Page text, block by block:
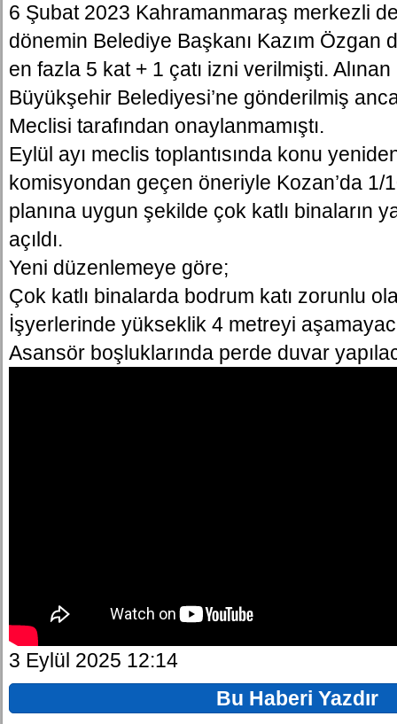
6 Şubat 2023 Kahramanmaraş merkezli
dönemin Belediye Başkanı Kazım Özgan
en fazla 5 kat + 1 çatı izni verilmişti.
Büyükşehir Belediyesi’ne gönderilmiş
Meclisi tarafından onaylanmamıştı.
Eylül ayı meclis toplantısında konu
komisyondan geçen öneriyle Kozan’da 1/
planına uygun şekilde çok katlı binaların
açıldı.
Yeni düzenlemeye göre;
Çok katlı binalarda bodrum katı zorunlu
İşyerlerinde yükseklik 4 metreyi
Asansör boşluklarında perde duvar
3 Eylül 2025 12:14
Bu Haberi Yazdır